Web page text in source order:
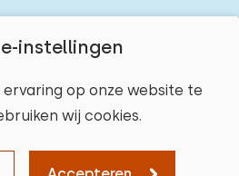
instellingen
ervaring op onze website te
wij cookies.
(geregistreerd merk)